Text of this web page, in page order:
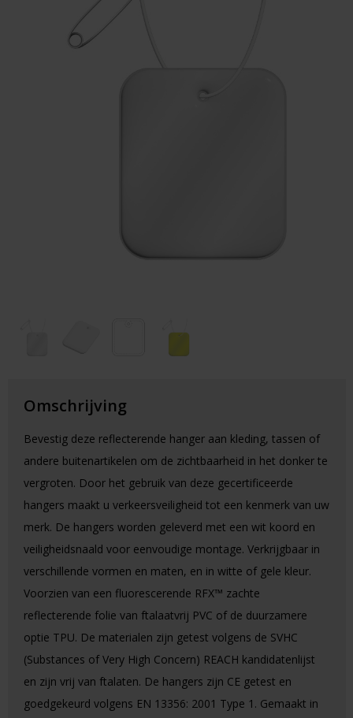
Huis & Lifestyle
Omschrijving
Bevestig deze reflecterende hanger aan kleding, tassen of
andere buitenartikelen om de zichtbaarheid in het donker te
vergroten. Door het gebruik van deze gecertificeerde
hangers maakt u verkeersveiligheid tot een kenmerk van uw
merk. De hangers worden geleverd met een wit koord en
veiligheidsnaald voor eenvoudige montage. Verkrijgbaar in
verschillende vormen en maten, en in witte of gele kleur.
Voorzien van een fluorescerende RFX™ zachte
reflecterende folie van ftalaatvrij PVC of de duurzamere
optie TPU. De materialen zijn getest volgens de SVHC
(Substances of Very High Concern) REACH kandidatenlijst
en zijn vrij van ftalaten. De hangers zijn CE getest en
goedgekeurd volgens EN 13356: 2001 Type 1. Gemaakt in